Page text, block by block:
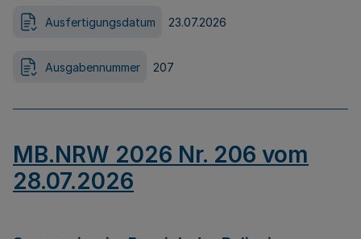
Ausfertigungsdatum 23.07.2026
Ausgabennummer 207
MB.NRW 2026 Nr. 206 vom
28.07.2026